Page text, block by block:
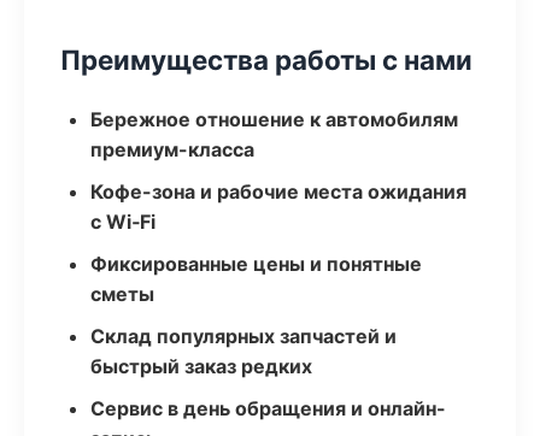
Преимущества работы с нами
Бережное отношение к автомобилям
премиум-класса
Кофе-зона и рабочие места ожидания
с Wi‑Fi
Фиксированные цены и понятные
сметы
Склад популярных запчастей и
быстрый заказ редких
Сервис в день обращения и онлайн-